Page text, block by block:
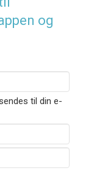
og
til din e-